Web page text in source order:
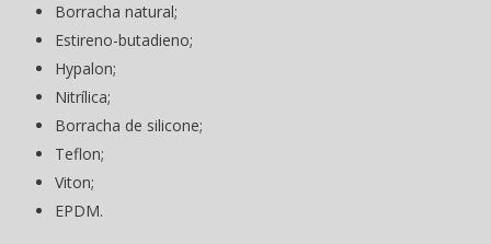
Borracha natural;
Estireno-butadieno;
Hypalon;
Nitrílica;
Borracha de silicone;
Teflon;
Viton;
EPDM.